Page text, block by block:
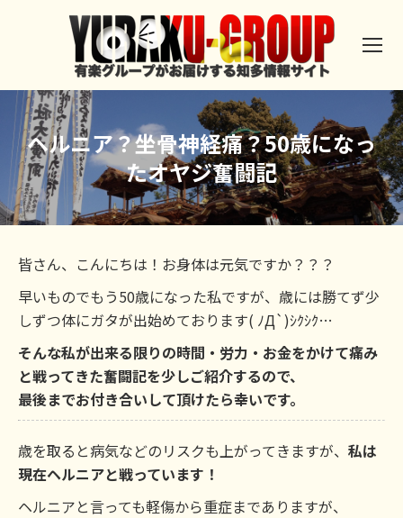
ヘルニア？坐骨神経痛？50歳になっ
たオヤジ奮闘記
皆さん、こんにちは！お身体は元気ですか？？？
早いものでもう50歳になった私ですが、歳には勝てず少
しずつ体にガタが出始めております( ﾉД`)ｼｸｼｸ…
そんな私が出来る限りの時間・労力・お金をかけて痛み
と戦ってきた奮闘記を少しご紹介するので、
最後までお付き合いして頂けたら幸いです。
歳を取ると病気などのリスクも上がってきますが、 私は
現在ヘルニアと戦っています！
ヘルニアと言っても軽傷から重症までありますが、